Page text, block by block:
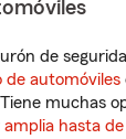
de
de automóviles
muchas
amplia hasta